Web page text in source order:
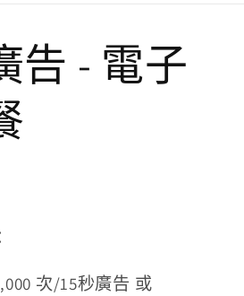
告 - 電子
次/15秒廣告 或